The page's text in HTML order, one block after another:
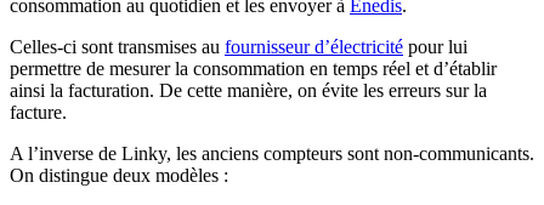
consommation au quotidien et les envoyer à Enedis.
Celles-ci sont transmises au fournisseur d’électricité pour lui
permettre de mesurer la consommation en temps réel et d’établir
ainsi la facturation. De cette manière, on évite les erreurs sur la
facture.
A l’inverse de Linky, les anciens compteurs sont non-communicants.
On distingue deux modèles :